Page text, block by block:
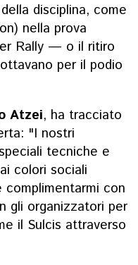
disciplina, come
nella prova
Rally — o il ritiro
per il podio
Atzei, ha tracciato
"I nostri
tecniche e
colori sociali
con
gli organizzatori per
il Sulcis attraverso